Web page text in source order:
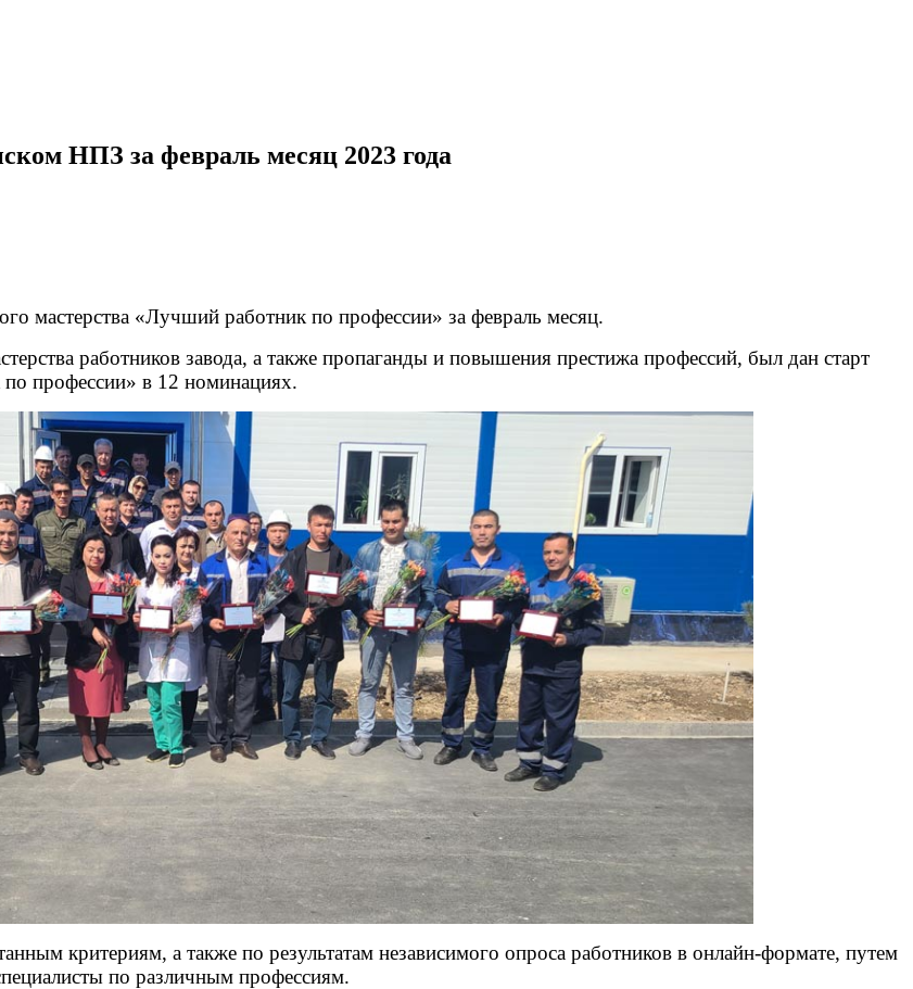
НПЗ за февраль месяц 2023 года
мастерства «Лучший работник по профессии» за февраль месяц.
работников завода, а также пропаганды и повышения престижа профессий, был дан старт
профессии» в 12 номинациях.
критериям, а также по результатам независимого опроса работников в онлайн-формате, путем
по различным профессиям.